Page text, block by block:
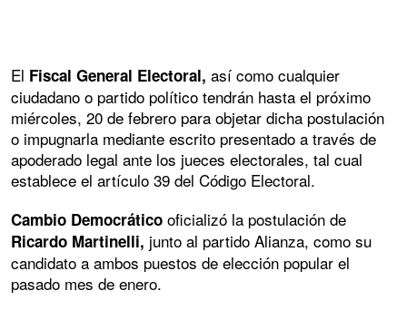
El Fiscal General Electoral, así como cualquier
ciudadano o partido político tendrán hasta el próximo
miércoles, 20 de febrero para objetar dicha postulación
o impugnarla mediante escrito presentado a través de
apoderado legal ante los jueces electorales, tal cual
establece el artículo 39 del Código Electoral.
Cambio Democrático oficializó la postulación de
Ricardo Martinelli, junto al partido Alianza, como su
candidato a ambos puestos de elección popular el
pasado mes de enero.